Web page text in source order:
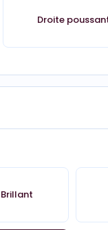
Droite
Brillant